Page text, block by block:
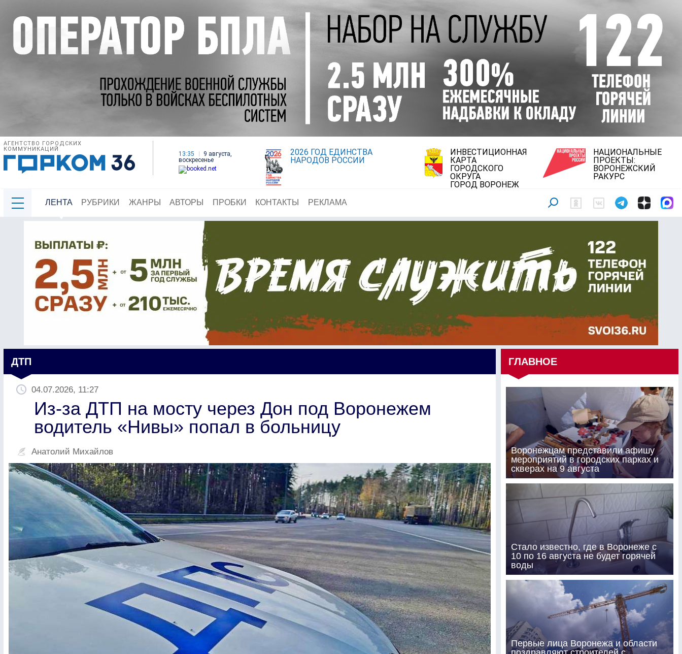
АГЕНТСТВО ГОРОДСКИХ
КОММУНИКАЦИЙ
13:35
9 августа,
воскресенье
2026 ГОД ЕДИНСТВА
НАРОДОВ РОССИИ
ИНВЕСТИЦИОННАЯ
КАРТА
ГОРОДСКОГО
ОКРУГА
ГОРОД ВОРОНЕЖ
НАЦИОНАЛЬНЫЕ
ПРОЕКТЫ:
ВОРОНЕЖСКИЙ
РАКУРС
ЛЕНТА РУБРИКИ ЖАНРЫ АВТОРЫ ПРОБКИ КОНТАКТЫ РЕКЛАМА
ДТП
04.07.2026, 11:27
Из-за ДТП на мосту через Дон под Воронежем
водитель «Нивы» попал в больницу
Анатолий Михайлов
ГЛАВНОЕ
Воронежцам представили афишу
мероприятий в городских парках и
скверах на 9 августа
Стало известно, где в Воронеже с
10 по 16 августа не будет горячей
воды
Первые лица Воронежа и области